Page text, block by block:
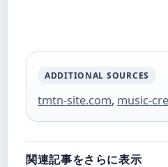
ADDITIONAL SOURCES
tmtn-site.com, music-
関連記事をさらに表示